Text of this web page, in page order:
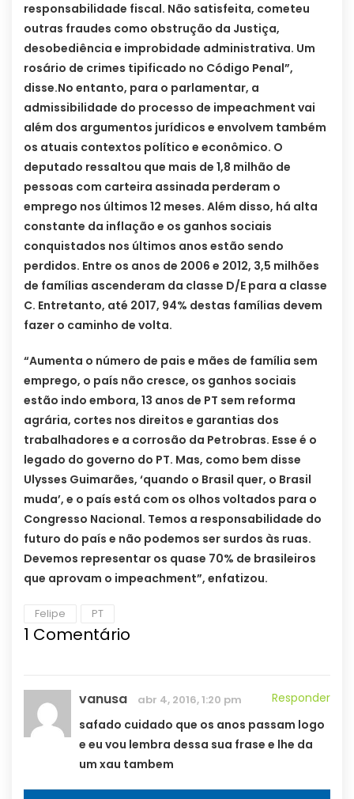
responsabilidade fiscal. Não satisfeita, cometeu
outras fraudes como obstrução da Justiça,
desobediência e improbidade administrativa. Um
rosário de crimes tipificado no Código Penal”,
disse.No entanto, para o parlamentar, a
admissibilidade do processo de impeachment vai
além dos argumentos jurídicos e envolvem também
os atuais contextos político e econômico. O
deputado ressaltou que mais de 1,8 milhão de
pessoas com carteira assinada perderam o
emprego nos últimos 12 meses. Além disso, há alta
constante da inflação e os ganhos sociais
conquistados nos últimos anos estão sendo
perdidos. Entre os anos de 2006 e 2012, 3,5 milhões
de famílias ascenderam da classe D/E para a classe
C. Entretanto, até 2017, 94% destas famílias devem
fazer o caminho de volta.
“Aumenta o número de pais e mães de família sem
emprego, o país não cresce, os ganhos sociais
estão indo embora, 13 anos de PT sem reforma
agrária, cortes nos direitos e garantias dos
trabalhadores e a corrosão da Petrobras. Esse é o
legado do governo do PT. Mas, como bem disse
Ulysses Guimarães, ‘quando o Brasil quer, o Brasil
muda’, e o país está com os olhos voltados para o
Congresso Nacional. Temos a responsabilidade do
futuro do país e não podemos ser surdos às ruas.
Devemos representar os quase 70% de brasileiros
que aprovam o impeachment”, enfatizou.
Felipe PT
1 Comentário
vanusa abr 4, 2016, 1:20 pm
Responder
safado cuidado que os anos passam logo
e eu vou lembra dessa sua frase e lhe da
um xau tambem